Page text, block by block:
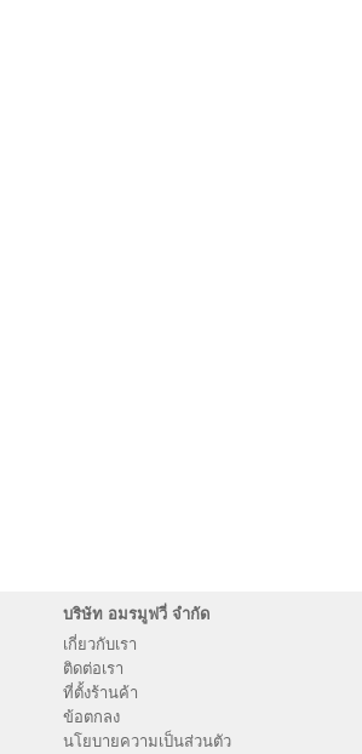
บริษัท อมรมูฟวี่ จำกัด
เกี่ยวกับเรา
ติดต่อเรา
ที่ตั้งร้านค้า
ข้อตกลง
นโยบายความเป็นส่วนตัว